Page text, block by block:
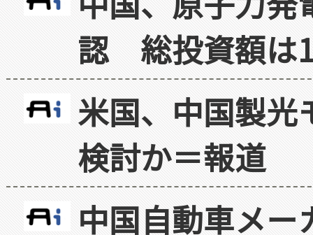
認 総投資額は
米国、中国製光
検討か＝報道
中国自動車メ